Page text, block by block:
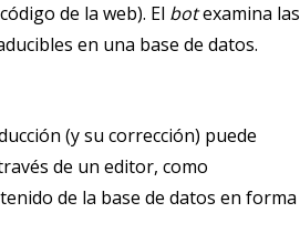
de la web). El botexamina las
en una base de datos.
(y su corrección) puede
de un editor, como
de la base de datos en forma